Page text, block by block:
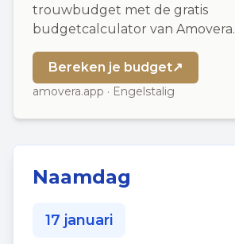
trouwbudget met de gratis
budgetcalculator van Amovera.
Bereken je budget↗
amovera.app · Engelstalig
Naamdag
17 januari